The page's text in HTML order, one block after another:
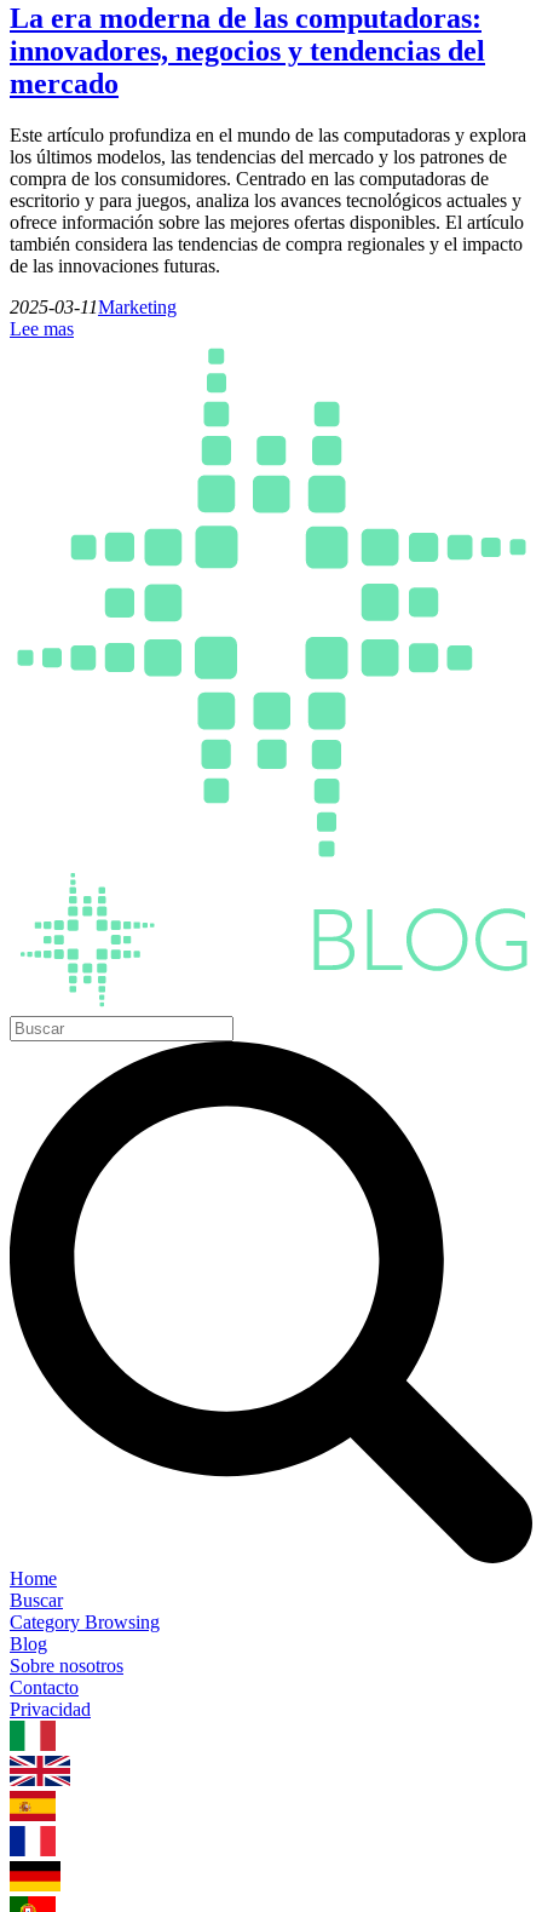
La era moderna de las computadoras:
innovadores, negocios y tendencias del
mercado
Este artículo profundiza en el mundo de las computadoras y explora
los últimos modelos, las tendencias del mercado y los patrones de
compra de los consumidores. Centrado en las computadoras de
escritorio y para juegos, analiza los avances tecnológicos actuales y
ofrece información sobre las mejores ofertas disponibles. El artículo
también considera las tendencias de compra regionales y el impacto
de las innovaciones futuras.
2025-03-11Marketing
Lee mas
Home
Buscar
Category Browsing
Blog
Sobre nosotros
Contacto
Privacidad